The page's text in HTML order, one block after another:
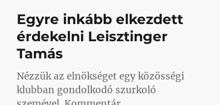
Egyre inkább elkezdett
érdekelni Leisztinger
Tamás
Nézzük az elnökséget egy közösségi
klubban gondolkodó szurkoló